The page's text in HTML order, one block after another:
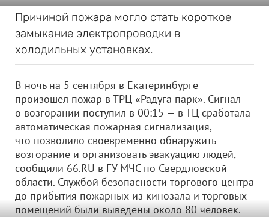
Причиной пожара могло стать короткое
замыкание электропроводки в
холодильных установках.
В ночь на 5 сентября в Екатеринбурге
произошел пожар в ТРЦ «Радуга парк». Сигнал
о возгорании поступил в 00:15 — в ТЦ сработала
автоматическая пожарная сигнализация,
что позволило своевременно обнаружить
возгорание и организовать эвакуацию людей,
сообщили 66.RU в ГУ МЧС по Свердловской
области. Службой безопасности торгового центра
до прибытия пожарных из кинозала и торговых
помещений были выведены около 80 человек.